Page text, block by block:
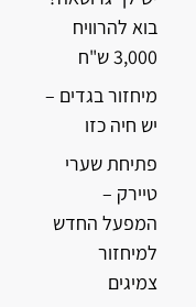
בוא להרוויח
3,000 ש"ח
מיחזור בגדים –
יש חיה כזו
פתיחת שערי
טיירק –
המפעל החדש
למיחזור
צמיגים